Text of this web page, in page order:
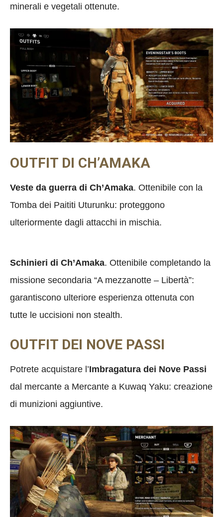
minerali e vegetali ottenute.
OUTFIT DI CH’AMAKA
Veste da guerra di Ch’Amaka. Ottenibile con la
Tomba dei Paititi Uturunku: proteggono
ulteriormente dagli attacchi in mischia.
Schinieri di Ch’Amaka. Ottenibile completando la
missione secondaria “A mezzanotte – Libertà”:
garantiscono ulteriore esperienza ottenuta con
tutte le uccisioni non stealth.
OUTFIT DEI NOVE PASSI
Potrete acquistare l’Imbragatura dei Nove Passi
dal mercante a Mercante a Kuwaq Yaku: creazione
di munizioni aggiuntive.